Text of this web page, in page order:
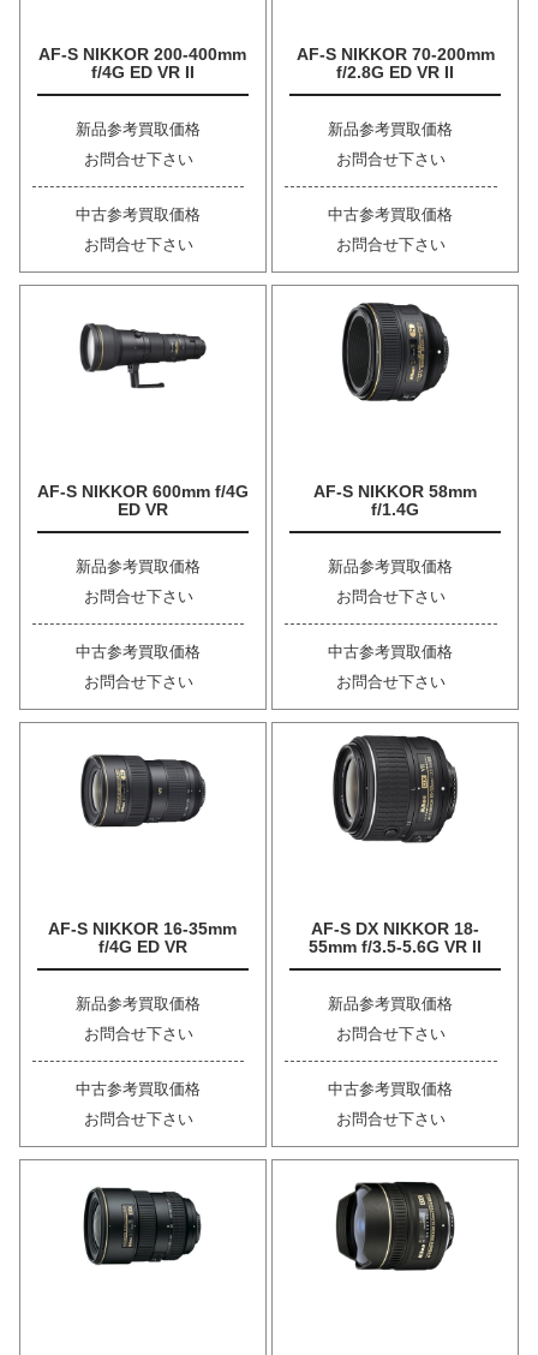
AF-S NIKKOR 200-400mm
f/4G ED VR II
新品参考買取価格
お問合せ下さい
中古参考買取価格
お問合せ下さい
AF-S NIKKOR 70-200mm
f/2.8G ED VR II
新品参考買取価格
お問合せ下さい
中古参考買取価格
お問合せ下さい
AF-S NIKKOR 600mm f/4G
ED VR
新品参考買取価格
お問合せ下さい
中古参考買取価格
お問合せ下さい
AF-S NIKKOR 58mm
f/1.4G
新品参考買取価格
お問合せ下さい
中古参考買取価格
お問合せ下さい
AF-S NIKKOR 16-35mm
f/4G ED VR
新品参考買取価格
お問合せ下さい
中古参考買取価格
お問合せ下さい
AF-S DX NIKKOR 18-
55mm f/3.5-5.6G VR II
新品参考買取価格
お問合せ下さい
中古参考買取価格
お問合せ下さい